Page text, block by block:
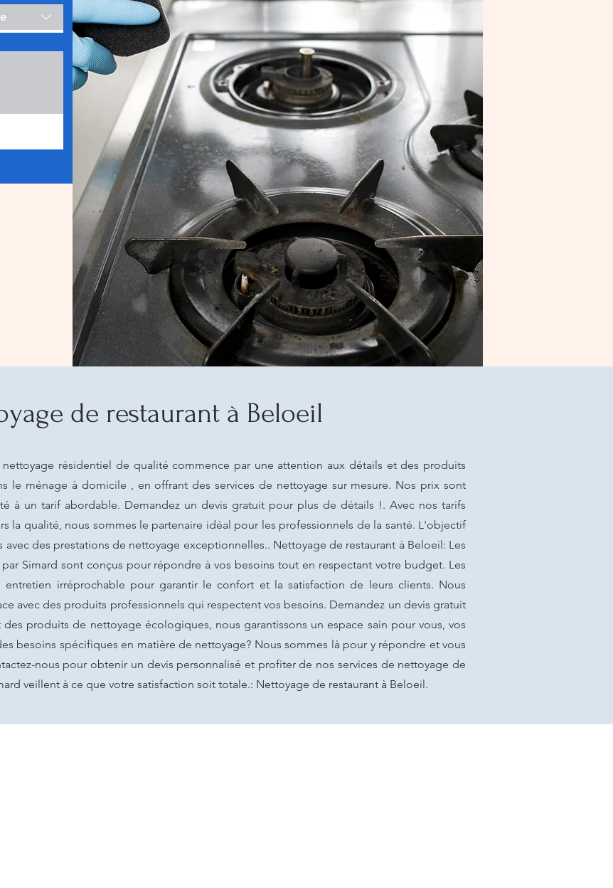
de restaurant à Beloeil
résidentiel de qualité commence par une attention aux détails et des produits
le ménage à domicile , en offrant des services de nettoyage sur mesure. Nos prix sont
à un tarif abordable. Demandez un devis gratuit pour plus de détails !. Avec nos tarifs
la qualité, nous sommes le partenaire idéal pour les professionnels de la santé. L'objectif
avec des prestations de nettoyage exceptionnelles.. Nettoyage de restaurant à Beloeil: Les
Simard sont conçus pour répondre à vos besoins tout en respectant votre budget. Les
irréprochable pour garantir le confort et la satisfaction de leurs clients. Nous
avec des produits professionnels qui respectent vos besoins. Demandez un devis gratuit
produits de nettoyage écologiques, nous garantissons un espace sain pour vous, vos
besoins spécifiques en matière de nettoyage? Nous sommes là pour y répondre et vous
nous pour obtenir un devis personnalisé et profiter de nos services de nettoyage de
veillent à ce que votre satisfaction soit totale.: Nettoyage de restaurant à Beloeil.